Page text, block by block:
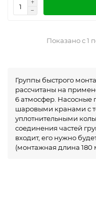
Показано с 1
Группы быстрого
рассчитаны на
6 атмосфер. Насосные
шаровыми кранами с
уплотнительными
соединения частей
входит, его нужно
(монтажная длина 180